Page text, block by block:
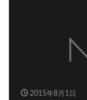
2015年8月1日